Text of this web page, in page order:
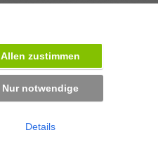
Allen zustimmen
Nur notwendige
Details